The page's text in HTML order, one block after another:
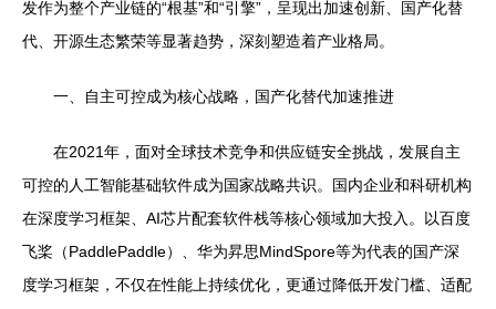
发作为整个产业链的“根基”和“引擎”，呈现出加速创新、国产化替
代、开源生态繁荣等显著趋势，深刻塑造着产业格局。
一、自主可控成为核心战略，国产化替代加速推进
在2021年，面对全球技术竞争和供应链安全挑战，发展自主
可控的人工智能基础软件成为国家战略共识。国内企业和科研机构
在深度学习框架、AI芯片配套软件栈等核心领域加大投入。以百度
飞桨（PaddlePaddle）、华为昇思MindSpore等为代表的国产深
度学习框架，不仅在性能上持续优化，更通过降低开发门槛、适配